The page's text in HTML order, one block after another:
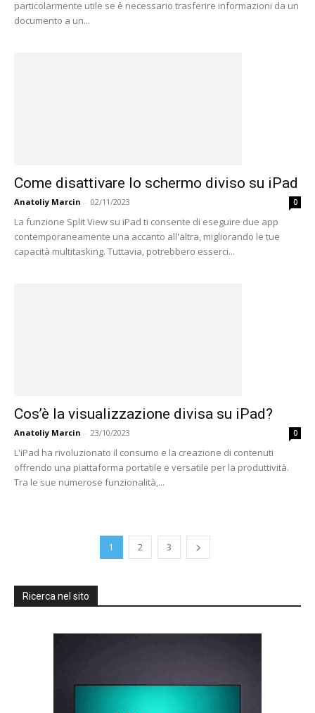
particolarmente utile se è necessario trasferire informazioni da un
documento a un...
Come disattivare lo schermo diviso su iPad
Anatoliy Marcin - 02/11/2023 0
La funzione Split View su iPad ti consente di eseguire due app
contemporaneamente una accanto all'altra, migliorando le tue
capacità multitasking. Tuttavia, potrebbero esserci...
Cos’è la visualizzazione divisa su iPad?
Anatoliy Marcin - 23/10/2023 0
L'iPad ha rivoluzionato il consumo e la creazione di contenuti
offrendo una piattaforma portatile e versatile per la produttività.
Tra le sue numerose funzionalità,...
1 2 3
Ricerca nel sito